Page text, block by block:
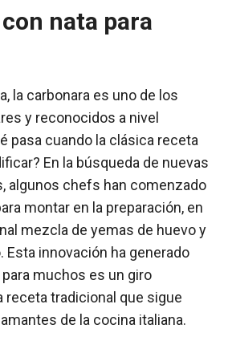
nata para
la carbonara es uno de los
y reconocidos a nivel
pasa cuando la clásica receta
En la búsqueda de nuevas
algunos chefs han comenzado
montar en la preparación, en
mezcla de yemas de huevo y
Esta innovación ha generado
muchos es un giro
receta tradicional que sigue
de la cocina italiana.